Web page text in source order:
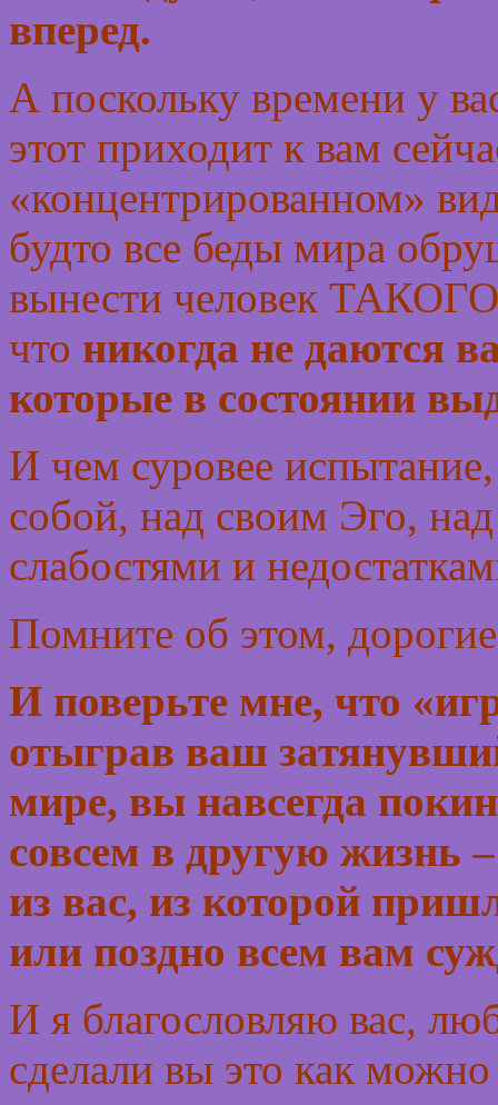
вперед.
А поскольку времени у
этот приходит к вам
«концентрированном»
будто все беды мира
вынести человек
что никогда не даются
которые в состоянии
И чем суровее
собой, над своим Эго,
слабостями и
Помните об этом,
И поверьте мне, что
отыграв ваш
мире, вы навсегда
совсем в другую жизнь
из вас, из которой
или поздно всем вам
И я благословляю вас,
сделали вы это как можно